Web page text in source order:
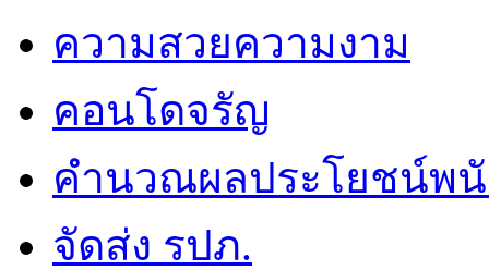
ความสวยความงาม
คอนโดจรัญ
คำนวณผลประโยชน์พ
จัดส่ง รปภ.